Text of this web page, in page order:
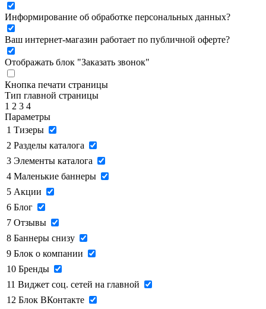
Информирование об обработке персональных данных?
Ваш интернет-магазин работает по публичной оферте?
Отображать блок "Заказать звонок"
Кнопка печати страницы
Тип главной страницы
1 2 3 4
Параметры
1 Тизеры
2 Разделы каталога
3 Элементы каталога
4 Маленькие баннеры
5 Акции
6 Блог
7 Отзывы
8 Баннеры снизу
9 Блок о компании
10 Бренды
11 Виджет соц. сетей на главной
12 Блок ВКонтакте